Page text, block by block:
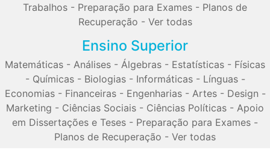
Trabalhos - Preparação para Exames - Planos de
Recuperação - Ver todas
Ensino Superior
Matemáticas - Análises - Álgebras - Estatísticas - Físicas
- Químicas- Biologias- Informáticas- Línguas-
Economias- Financeiras- Engenharias- Artes- Design -
Marketing - Ciências Sociais - Ciências Políticas - Apoio
em Dissertações e Teses - Preparação para Exames -
Planos de Recuperação - Ver todas